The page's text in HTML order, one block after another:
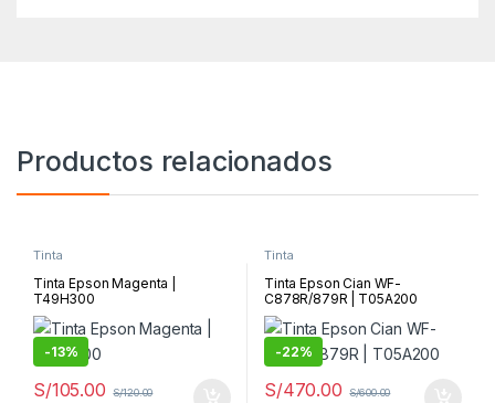
Productos relacionados
Tinta
Tinta Epson Magenta |
T49H300
-13%
S/105.00 S/120.00
Tinta
Tinta Epson Cian WF-
C878R/879R | T05A200
-22%
S/470.00 S/600.00